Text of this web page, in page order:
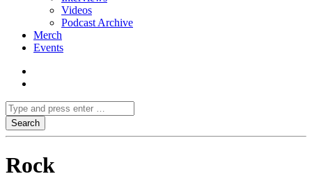
Videos
Podcast Archive
Merch
Events
Rock